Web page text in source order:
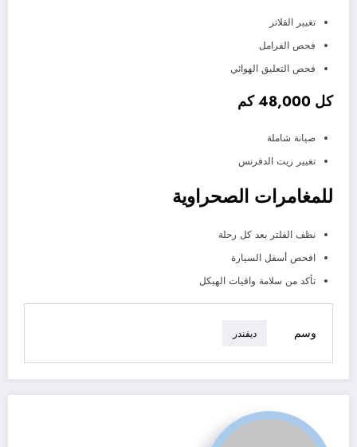
تغيير الفلاتر
فحص الفرامل
فحص التعليق الهوائي
كل 48,000 كم
صيانة شاملة
تغيير زيت الدفرنس
للمغامرات الصحراوية
نظف الفلتر بعد كل رحلة
افحص أسفل السيارة
تأكد من سلامة واقيات الهيكل
وسم ديفندر